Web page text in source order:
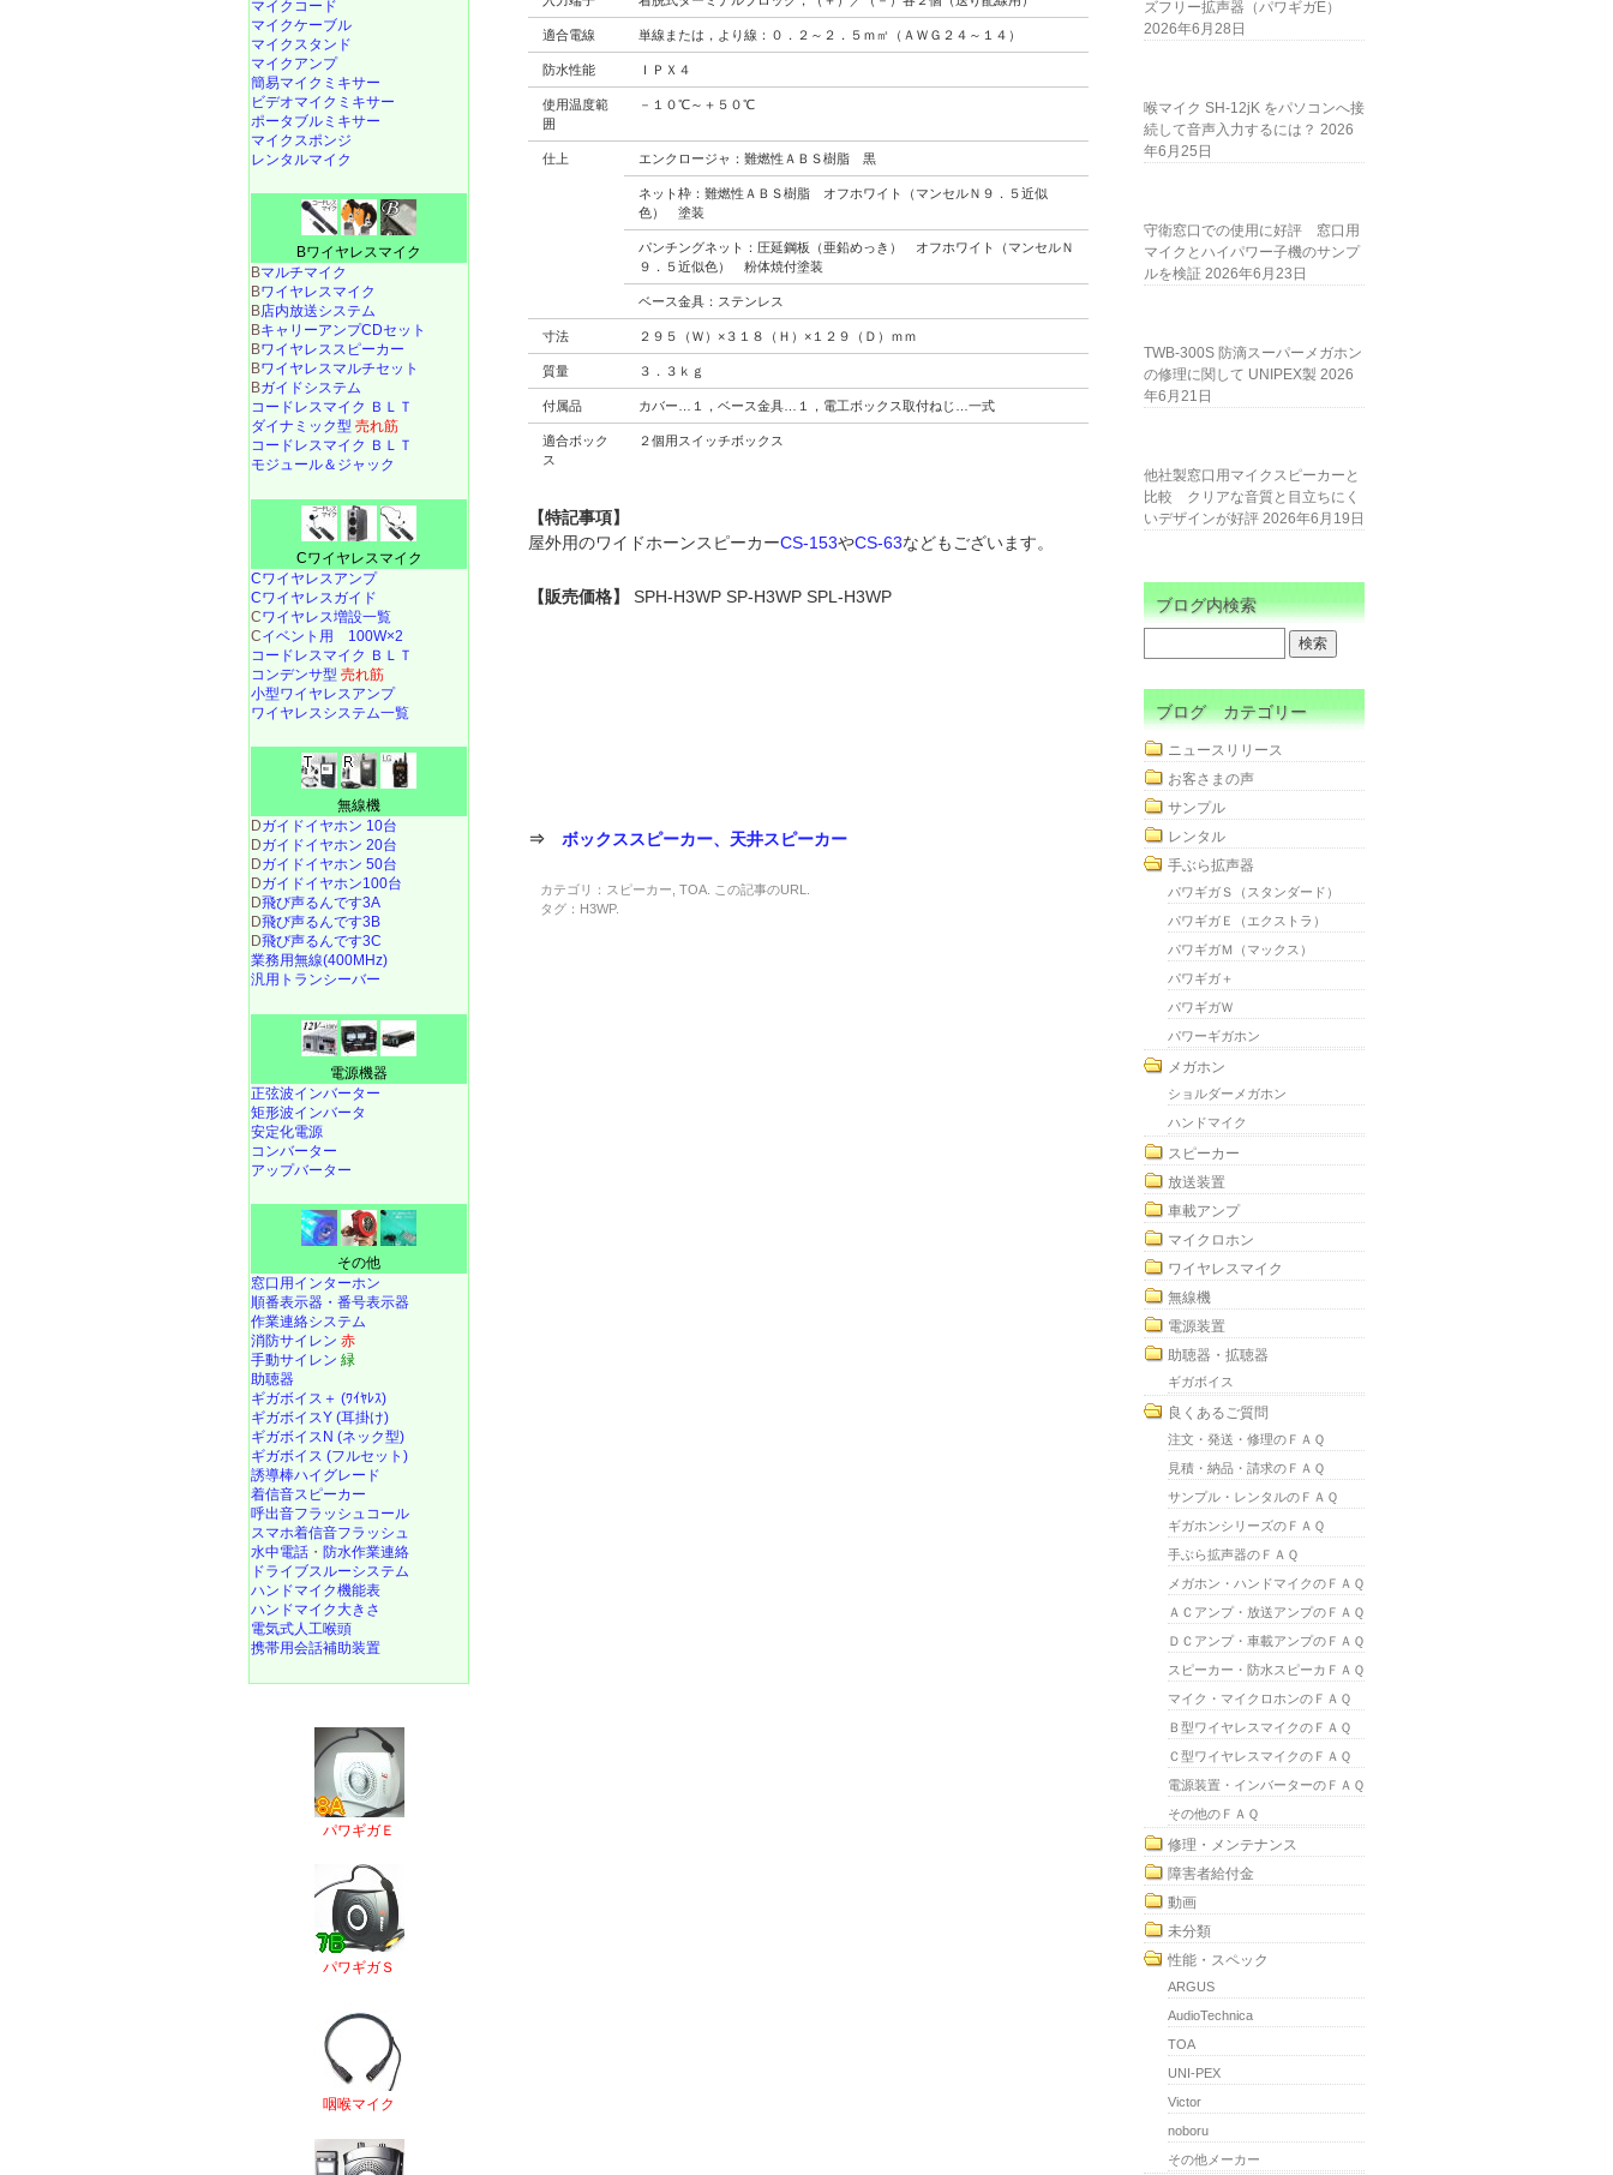
適合電線 単線または，より線：０．２～２．５ｍ㎡（ＡＷＧ２４～１４）
防水性能 ＩＰＸ４
使用温度範
囲
－１０℃～＋５０℃
仕上 エンクロージャ：難燃性ＡＢＳ樹脂 黒
ネット枠：難燃性ＡＢＳ樹脂 オフホワイト（マンセルＮ９．５近似
色） 塗装
パンチングネット：圧延鋼板（亜鉛めっき） オフホワイト（マンセルＮ
９．５近似色） 粉体焼付塗装
ベース金具：ステンレス
寸法 ２９５（Ｗ）×３１８（Ｈ）×１２９（Ｄ）ｍｍ
質量 ３．３ｋｇ
付属品 カバー…１，ベース金具…１，電工ボックス取付ねじ…一式
適合ボック
ス
２個用スイッチボックス
【特記事項】
屋外用のワイドホーンスピーカーCS-153やCS-63などもございます。
【販売価格】 SPH-H3WP SP-H3WP SPL-H3WP
⇒ ボックススピーカー、天井スピーカー
カテゴリ： スピーカー,TOA. この記事のURL.
タグ： H3WP.
マイクコード
マイクケーブル
マイクスタンド
マイクアンプ
簡易マイクミキサー
ビデオマイクミキサー
ポータブルミキサー
マイクスポンジ
レンタルマイク
Bワイヤレスマイク
Bマルチマイク
Bワイヤレスマイク
B店内放送システム
BキャリーアンプCDセット
Bワイヤレススピーカー
Bワイヤレスマルチセット
Bガイドシステム
コードレスマイク ＢＬＴ
ダイナミック型 売れ筋
コードレスマイク ＢＬＴ
モジュール＆ジャック
Cワイヤレスマイク
Cワイヤレスアンプ
Cワイヤレスガイド
Cワイヤレス増設一覧
Cイベント用 100W×2
コードレスマイク ＢＬＴ
コンデンサ型 売れ筋
小型ワイヤレスアンプ
ワイヤレスシステム一覧
無線機
Dガイドイヤホン 10台
Dガイドイヤホン 20台
Dガイドイヤホン 50台
Dガイドイヤホン100台
D飛び声るんです3A
D飛び声るんです3B
D飛び声るんです3C
業務用無線(400MHz)
汎用トランシーバー
電源機器
正弦波インバーター
矩形波インバータ
安定化電源
コンバーター
アップバーター
その他
窓口用インターホン
順番表示器・番号表示器
作業連絡システム
消防サイレン 赤
手動サイレン 緑
助聴器
ギガボイス＋ (ﾜｲﾔﾚｽ)
ギガボイスY (耳掛け)
ギガボイスN (ネック型)
ギガボイス (フルセット)
誘導棒ハイグレード
着信音スピーカー
呼出音フラッシュコール
スマホ着信音フラッシュ
水中電話 ・ 防水作業連絡
ドライブスルーシステム
ハンドマイク機能表
ハンドマイク大きさ
電気式人工喉頭
携帯用会話補助装置
パワギガＥ
パワギガＳ
咽喉マイク
ズフリー拡声器（パワギガE）
2026年6月28日
喉マイク SH-12jK をパソコンへ接
続して音声入力するには？ 2026
年6月25日
守衛窓口での使用に好評 窓口用
マイクとハイパワー子機のサンプ
ルを検証 2026年6月23日
TWB-300S 防滴スーパーメガホン
の修理に関して UNIPEX製 2026
年6月21日
他社製窓口用マイクスピーカーと
比較 クリアな音質と目立ちにく
いデザインが好評 2026年6月19日
ブログ内検索
ブログ カテゴリー
ニュースリリース
お客さまの声
サンプル
レンタル
手ぶら拡声器
パワギガＳ（スタンダード）
パワギガＥ（エクストラ）
パワギガＭ（マックス）
パワギガ＋
パワギガＷ
パワーギガホン
メガホン
ショルダーメガホン
ハンドマイク
スピーカー
放送装置
車載アンプ
マイクロホン
ワイヤレスマイク
無線機
電源装置
助聴器・拡聴器
ギガボイス
良くあるご質問
注文・発送・修理のＦＡＱ
見積・納品・請求のＦＡＱ
サンプル・レンタルのＦＡＱ
ギガホンシリーズのＦＡＱ
手ぶら拡声器のＦＡＱ
メガホン・ハンドマイクのＦＡＱ
ＡＣアンプ・放送アンプのＦＡＱ
ＤＣアンプ・車載アンプのＦＡＱ
スピーカー・防水スピーカＦＡＱ
マイク・マイクロホンのＦＡＱ
Ｂ型ワイヤレスマイクのＦＡＱ
Ｃ型ワイヤレスマイクのＦＡＱ
電源装置・インバーターのＦＡＱ
その他のＦＡＱ
修理・メンテナンス
障害者給付金
動画
未分類
性能・スペック
ARGUS
AudioTechnica
TOA
UNI-PEX
Victor
noboru
その他メーカー